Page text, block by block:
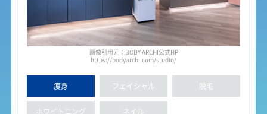
画像引用元：BODY ARCHI公式HP
https://bodyarchi.com/studio/
痩身 フェイ シャル 脱毛
ホワイトニング ネイル